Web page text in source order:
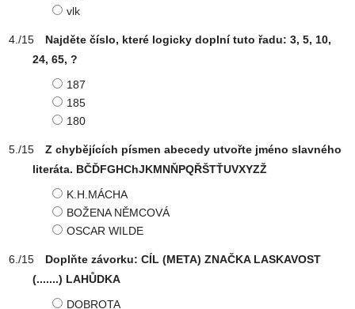
vlk
Najděte číslo, které logicky doplní tuto řadu: 3, 5, 10,
24, 65, ?
187
185
180
Z chybějících písmen abecedy utvořte jméno slavného
literáta. BČĎFGHChJKMNŇPQŘŠTŤUVXYZŽ
K.H.MÁCHA
BOŽENA NĚMCOVÁ
OSCAR WILDE
Doplňte závorku: CÍL (META) ZNAČKA LASKAVOST
(.......) LAHŮDKA
DOBROTA